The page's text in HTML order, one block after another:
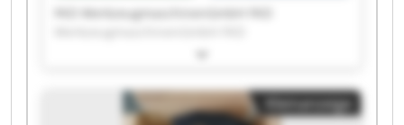
FKD WerkzeugmaschinenGmbH FKD
WerkzeugmaschinenGmbH FKD
WerkzeugmaschinenGmbH FKD
WerkzeugmaschinenGmbH FKD
Kleinanzeige